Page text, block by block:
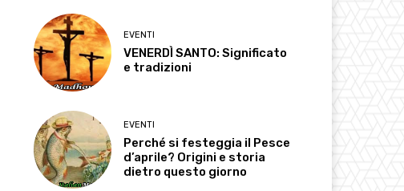
EVENTI
VENERDÌ SANTO: Significato
e tradizioni
EVENTI
Perché si festeggia il Pesce
d’aprile? Origini e storia
dietro questo giorno